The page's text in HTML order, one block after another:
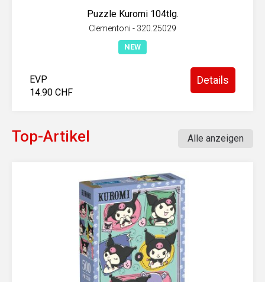
Puzzle Kuromi 104tlg.
Clementoni - 320.25029
NEW
EVP
14.90 CHF
Details
Top-Artikel Alle anzeigen